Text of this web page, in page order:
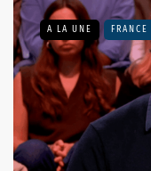
A LA UNE FRANCE